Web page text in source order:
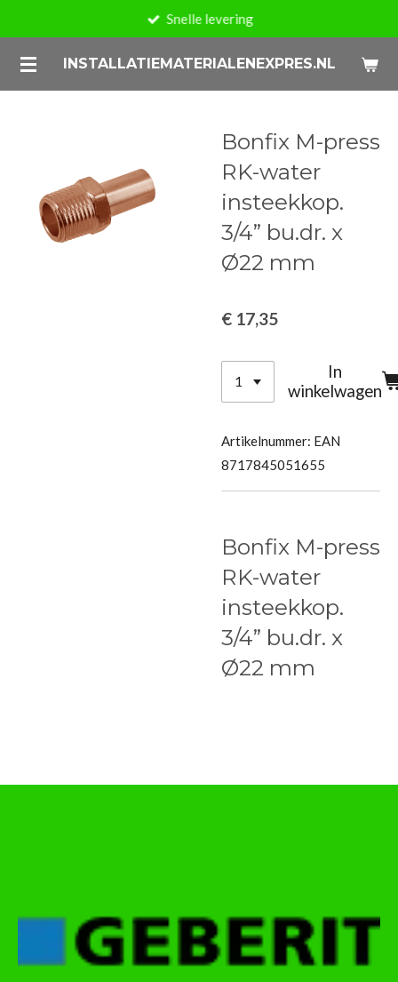
naar
de
INSTALLATIEMATERIALENEXPRES.NL
Snelle levering
Bonfix M-press
RK-water
insteekkop.
3/4” bu.dr. x
Ø22 mm
€ 17,35
In
winkelwagen
Artikelnummer: EAN
8717845051655
Bonfix M-press
RK-water
insteekkop.
3/4” bu.dr. x
Ø22 mm